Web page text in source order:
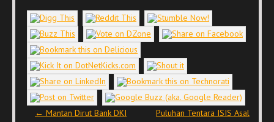
Post navigation
← Mantan Dirut Bank DKI
Puluhan Tentara ISIS Asal